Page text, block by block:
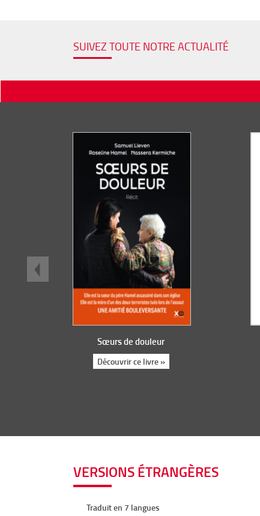
SUIVEZ TOUTE NOTRE ACTUALITÉ
Sœurs de douleur
Découvrir ce livre »
VERSIONS ÉTRANGÈRES
Traduit en 7 langues